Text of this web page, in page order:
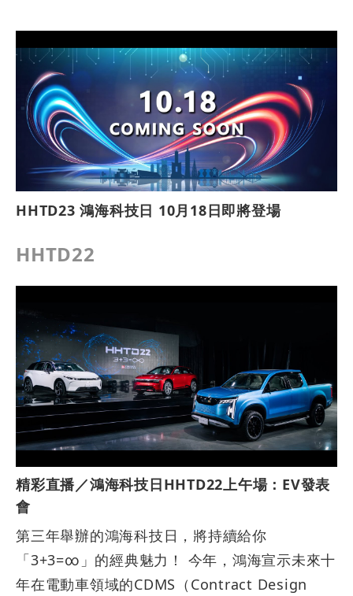
HHTD23 鴻海科技日 10月18日即將登場
HHTD22
精彩直播／鴻海科技日HHTD22上午場：EV發表
會
第三年舉辦的鴻海科技日，將持續給你
「3+3=∞」的經典魅力！ 今年，鴻海宣示未來十
年在電動車領域的CDMS（Contract Design